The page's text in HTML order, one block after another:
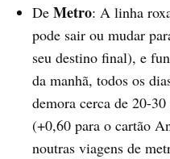
DeMetro: A linha
pode sair ou mudar
seu destino final), e
da manhã, todos os
demora cerca de 20-
(+0,60 para o cartão
noutras viagens de